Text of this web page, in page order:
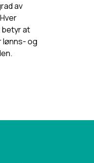
av
betyr at
lønns- og